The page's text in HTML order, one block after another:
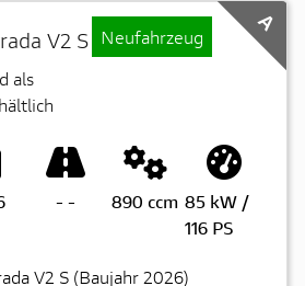
V2 S
als
Neufahrzeug
- - 890 ccm 85 kW /
116 PS
V2 S (Baujahr 2026)
A